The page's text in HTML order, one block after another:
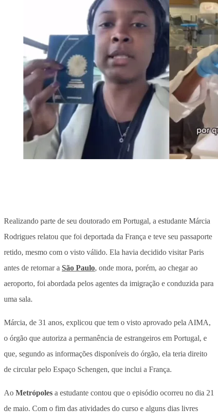
Realizando parte de seu doutorado em Portugal, a estudante Márcia
Rodrigues relatou que foi deportada da França e teve seu passaporte
retido, mesmo com o visto válido. Ela havia decidido visitar Paris
antes de retornar a São Paulo, onde mora, porém, ao chegar ao
aeroporto, foi abordada pelos agentes da imigração e conduzida para
uma sala.
Márcia, de 31 anos, explicou que tem o visto aprovado pela AIMA,
o órgão que autoriza a permanência de estrangeiros em Portugal, e
que, segundo as informações disponíveis do órgão, ela teria direito
de circular pelo Espaço Schengen, que inclui a França.
Ao Metrópoles a estudante contou que o episódio ocorreu no dia 21
de maio. Com o fim das atividades do curso e alguns dias livres